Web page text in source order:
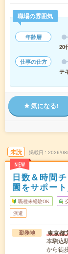
職場の雰囲気
年齢層
20
仕事の仕方
テ
気になる!
未読
NEW
掲載日 2026/
日数＆時間
園をサポー
職種未経験OK
派遣
勤務地 東京都
本駒込
から徒